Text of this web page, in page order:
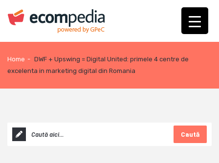
Home - DWF + Upswing = Digital United: primele 4 centre de
excelenta in marketing digital din Romania
Caută